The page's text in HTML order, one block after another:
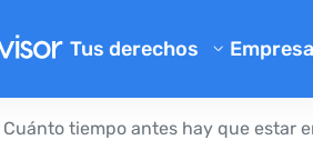
Tus derechos
Calculadora de
Compensación por vuelos
Empresa
Blog
Cuánto tiempo antes hay que estar